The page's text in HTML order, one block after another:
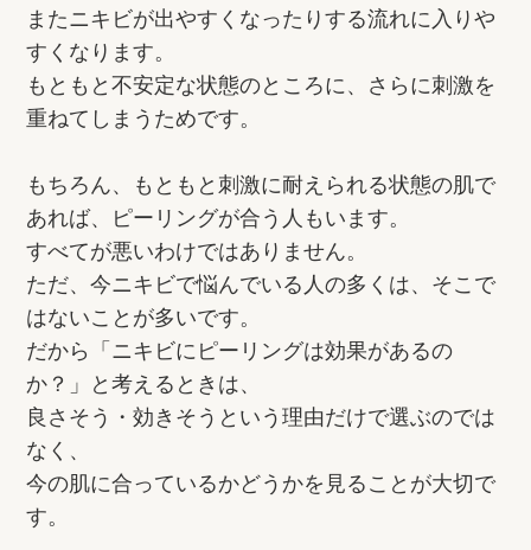
またニキビが出やすくなったりする流れに入りや
すくなります。
もともと不安定な状態のところに、さらに刺激を
重ねてしまうためです。
もちろん、もともと刺激に耐えられる状態の肌で
あれば、ピーリングが合う人もいます。
すべてが悪いわけではありません。
ただ、今ニキビで悩んでいる人の多くは、そこで
はないことが多いです。
だから「ニキビにピーリングは効果があるの
か？」と考えるときは、
良さそう・効きそうという理由だけで選ぶのでは
なく、
今の肌に合っているかどうかを見ることが大切で
す。